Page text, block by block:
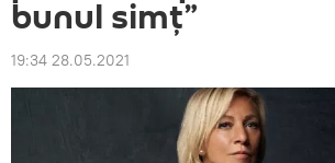
bunul simț”
19:34 28.05.2021